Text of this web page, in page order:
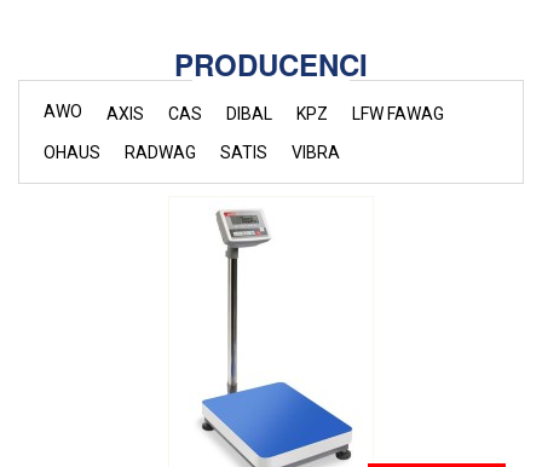
PRODUCENCI
AWO AXIS CAS DIBAL KPZ
LFW FAWAG
OHAUS
RADWAG SATIS VIBRA